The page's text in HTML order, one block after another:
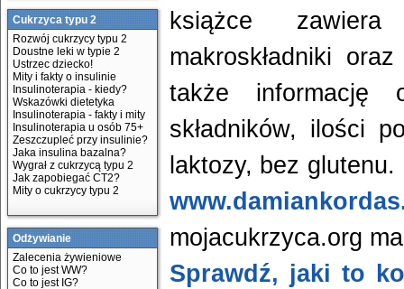
Cukrzyca typu 2
Rozwój cukrzycy typu 2
Doustne leki w typie 2
Ustrzec dziecko!
Mity i fakty o insulinie
Insulinoterapia - kiedy?
Wskazówki dietetyka
Insulinoterapia - fakty i mity
Insulinoterapia u osób 75+
Zeszczupleć przy insulinie?
Jaka insulina bazalna?
Wygrał z cukrzycą typu 2
Jak zapobiegać CT2?
Mity o cukrzycy typu 2
Odżywianie
Zalecenia żywieniowe
Co to jest WW?
Co to jest IG?
książce
makroskładniki
także informację
składników, ilości
laktozy, bez
mojacukrzyca.org
Sprawdź, jaki to